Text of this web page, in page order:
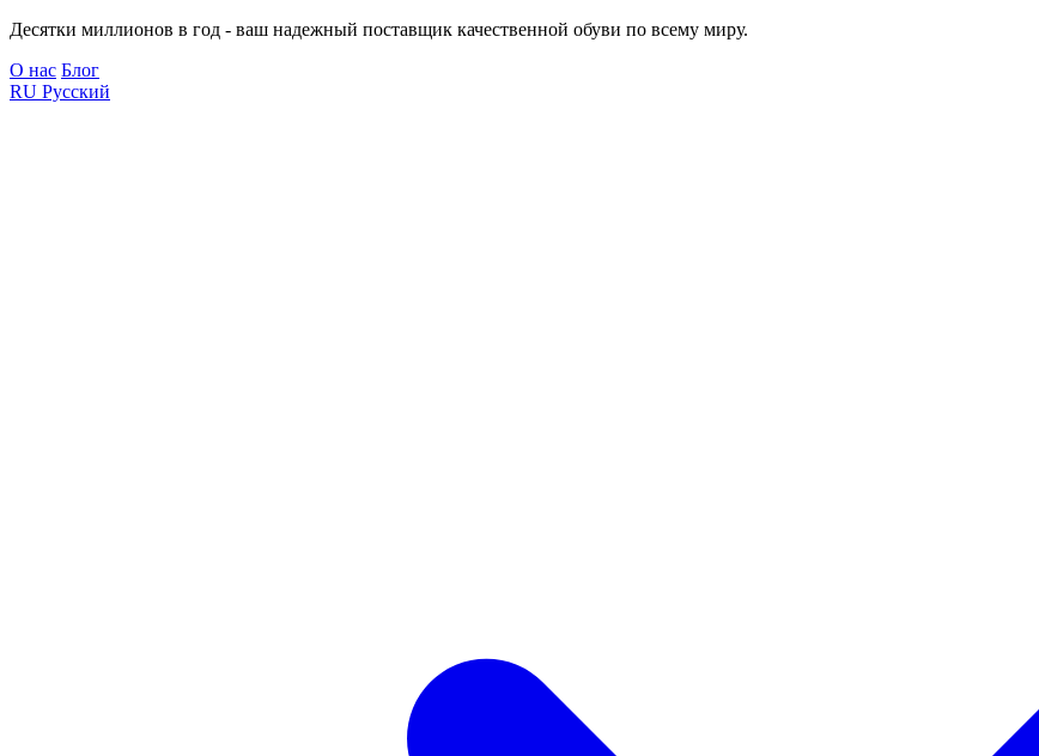
Десятки миллионов в год - ваш надежный поставщик качественной обуви по всему миру.
О нас Блог
RU Русский